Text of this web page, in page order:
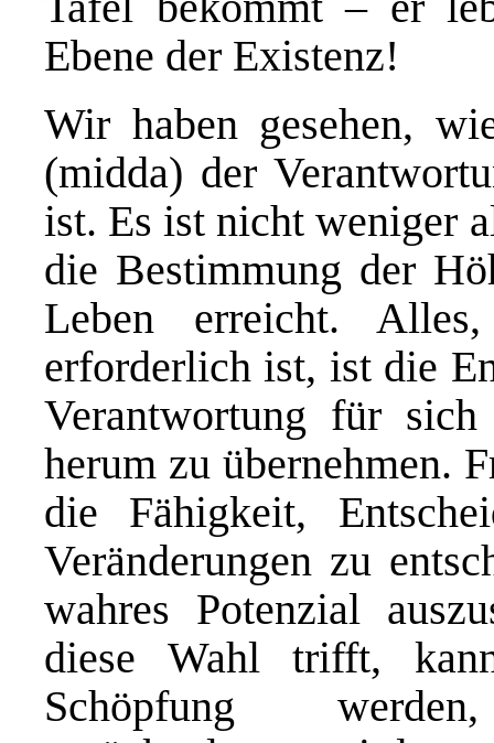
Ebene der Existenz!
Wir haben gesehen,
(midda) der
ist. Es ist nicht weniger
die Bestimmung der
Leben erreicht.
erforderlich ist, ist die
Verantwortung für
herum zu übernehmen.
die Fähigkeit,
Veränderungen zu
wahres Potenzial
diese Wahl trifft,
Schöpfung